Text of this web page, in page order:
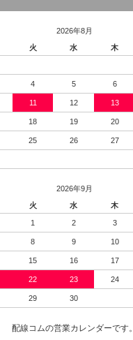
2026年8月
火 水 木
4 5 6
11 12 13
18 19 20
25 26 27
2026年9月
火 水 木
1 2 3
8 9 10
15 16 17
22 23 24
29 30
配線コムの営業カレンダーです。